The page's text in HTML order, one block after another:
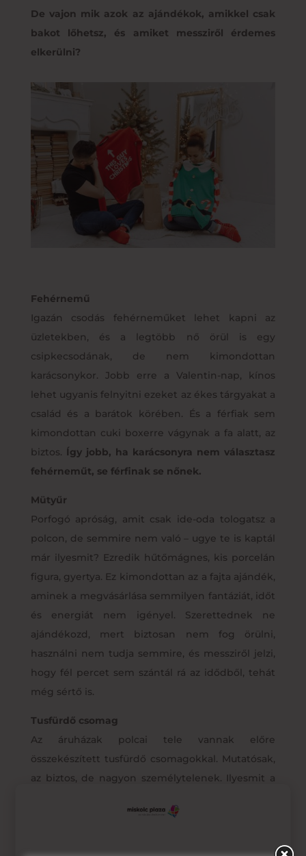
De vajon mik azok az ajándékok, amikkel csak
bakot lőhetsz, és amiket messziről érdemes
elkerülni?
Fehérnemű
Igazán csodás fehérneműket lehet kapni az
üzletekben, és a legtöbb nő örül is egy
csipkecsodának, de nem kimondottan
karácsonykor. Jobb erre a Valentin-nap, kínos
lehet ugyanis felnyitni ezeket az ékes tárgyakat a
család és a barátok körében. És a férfiak sem
kimondottan cuki boxerre vágynak a fa alatt, az
biztos. Így jobb, ha karácsonyra nem választasz
fehérneműt, se férfinak se nőnek.
Mütyűr
Porfogó apróság, amit csak ide-oda tologatsz a
polcon, de semmire nem való – ugye te is kaptál
már ilyesmit? Ezredik hűtőmágnes, kis porcelán
figura, gyertya. Ez kimondottan az a fajta ajándék,
aminek a megvásárlása semmilyen fantáziát, időt
és energiát nem igényel. Szerettednek ne
ajándékozd, mert biztosan nem fog örülni,
használni nem tudja semmire, és messziről jelzi,
hogy fél percet sem szántál rá az idődből, tehát
még sértő is.
Tusfürdő csomag
Az áruházak polcai tele vannak előre
összekészített tusfürdő csomagokkal. Mutatósak,
az biztos, de nagyon személytelenek. Ilyesmit a
semmiképpen nem közvetlen családtagnak.